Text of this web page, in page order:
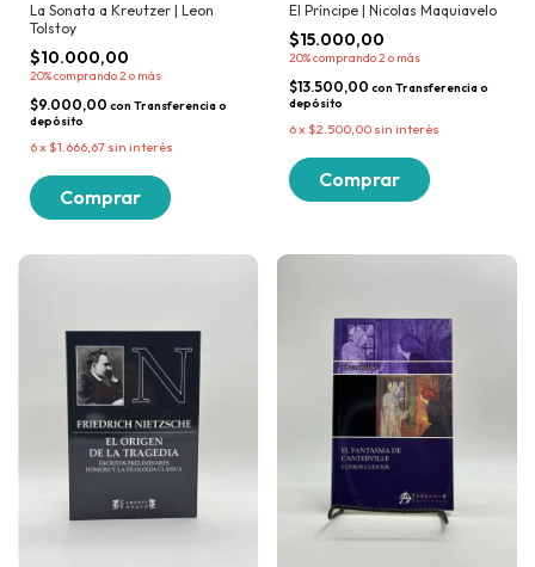
La Sonata a Kreutzer | Leon
Tolstoy
$10.000,00
20%comprando 2 o más
$9.000,00 con Transferencia o
depósito
6x $1.666,67 sin interés
El Príncipe | Nicolas Maquiavelo
$15.000,00
20%comprando 2 o más
$13.500,00 con Transferencia o
depósito
6x $2.500,00 sin interés